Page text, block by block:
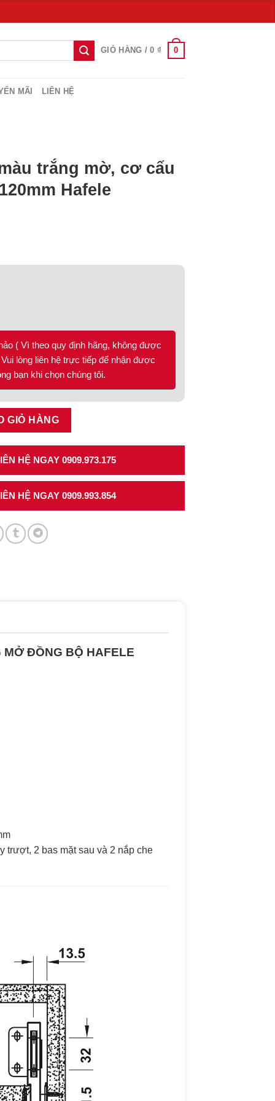
GIỎ HÀNG /0 ₫ 0
MÃI LIÊN HỆ
trắng mờ, cơ cấu
Hafele
( Vì theo quy định hãng, không được
lòng liên hệ trực tiếp để nhận được
bạn khi chọn chúng tôi.
cấu giảm chấn, cao 120mm Hafele 552.35.775 số lượng
GIỎ HÀNG
HỆ NGAY 0909.973.175
HỆ NGAY 0909.993.854
MỞ ĐỒNG BỘ HAFELE
trượt, 2 bas mặt sau và 2 nắp che